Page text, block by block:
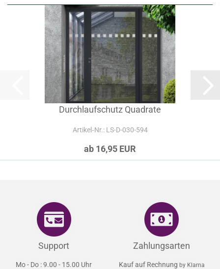
Durchlaufschutz Quadrate
Artikel‑Nr.: LS-D-030-594
ab 16,95 EUR
Support
Mo - Do : 9.00 - 15.00 Uhr
Zahlungsarten
Kauf auf Rechnung by Klarna